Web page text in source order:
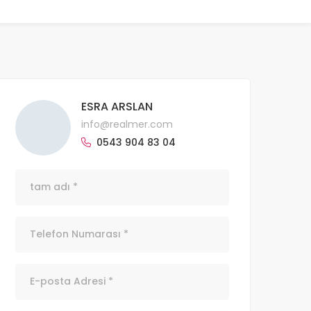
ESRA ARSLAN
info@realmer.com
0543 904 83 04